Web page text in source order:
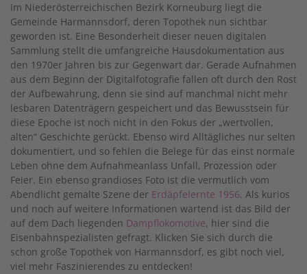
Im Niederösterreichischen Bezirk Korneuburg liegt die
Gemeinde Harmannsdorf, deren Topothek nun sichtbar
geworden ist. Eine Besonderheit dieser neuen digitalen
Sammlung stellt die umfangreiche Hausdokumentation aus
den 1970er Jahren bis zur Gegenwart dar. Gerade Aufnahmen
aus dem Beginn der Digitalfotografie fallen oft durch den Rost
der Aufbewahrung, denn sie sind auf manchmal nicht mehr
lesbaren Datenträgern gespeichert und das Bewusstsein für
diese Epoche ist noch nicht in den Fokus der „wertvollen,
alten“ Geschichte gerückt. Ebenso wird Alltägliches nur selten
dokumentiert, und so fehlen die Belege für das einst normale
Leben ohne dem Aufnahmeanlass Unfall, Prozession oder
Feier. Ein ebenso grandioses Foto ist die vermutlich vom
Abendlicht gemalte Szene der Erdäpfelernte 1956. Als kurios
und noch auf weitere Informationen wartend ist das Bild der
auf dem Dach liegenden Dampflokomotive, hier sind die
Eisenbahnspezialisten gefragt. Klicken Sie sich durch die
schon große Topothek von Harmannsdorf, es gibt noch viel,
viel mehr Faszinierendes zu entdecken!